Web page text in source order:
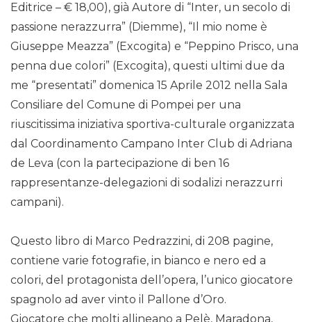
Editrice – € 18,00), già Autore di “Inter, un secolo di
passione nerazzurra” (Diemme), “Il mio nome è
Giuseppe Meazza” (Excogita) e “Peppino Prisco, una
penna due colori” (Excogita), questi ultimi due da
me “presentati” domenica 15 Aprile 2012 nella Sala
Consiliare del Comune di Pompei per una
riuscitissima iniziativa sportiva-culturale organizzata
dal Coordinamento Campano Inter Club di Adriana
de Leva (con la partecipazione di ben 16
rappresentanze-delegazioni di sodalizi nerazzurri
campani).
Questo libro di Marco Pedrazzini, di 208 pagine,
contiene varie fotografie, in bianco e nero ed a
colori, del protagonista dell’opera, l’unico giocatore
spagnolo ad aver vinto il Pallone d’Oro.
Giocatore che molti allineano a Pelè, Maradona,